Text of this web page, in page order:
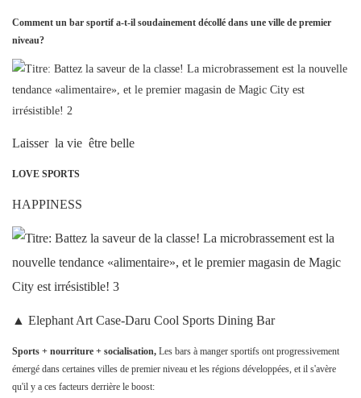
Comment un bar sportif a-t-il soudainement décollé dans une ville de premier
niveau?
Laisser la vie être belle
LOVE SPORTS
HAPPINESS
▲ Elephant Art Case-Daru Cool Sports Dining Bar
Sports + nourriture + socialisation, Les bars à manger sportifs ont progressivement
émergé dans certaines villes de premier niveau et les régions développées, et il s'avère
qu'il y a ces facteurs derrière le boost: